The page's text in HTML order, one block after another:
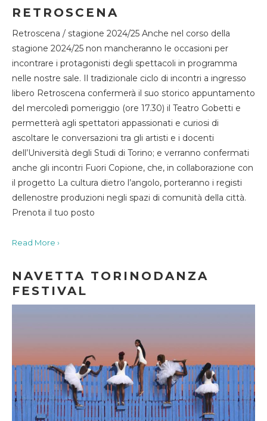
RETROSCENA
Retroscena / stagione 2024/25 Anche nel corso della
stagione 2024/25 non mancheranno le occasioni per
incontrare i protagonisti degli spettacoli in programma
nelle nostre sale. Il tradizionale ciclo di incontri a ingresso
libero Retroscena confermerà il suo storico appuntamento
del mercoledì pomeriggio (ore 17.30) il Teatro Gobetti e
permetterà agli spettatori appassionati e curiosi di
ascoltare le conversazioni tra gli artisti e i docenti
dell’Università degli Studi di Torino; e verranno confermati
anche gli incontri Fuori Copione, che, in collaborazione con
il progetto La cultura dietro l’angolo, porteranno i registi
dellenostre produzioni negli spazi di comunità della città.
Prenota il tuo posto
Read More ›
NAVETTA TORINODANZA
FESTIVAL